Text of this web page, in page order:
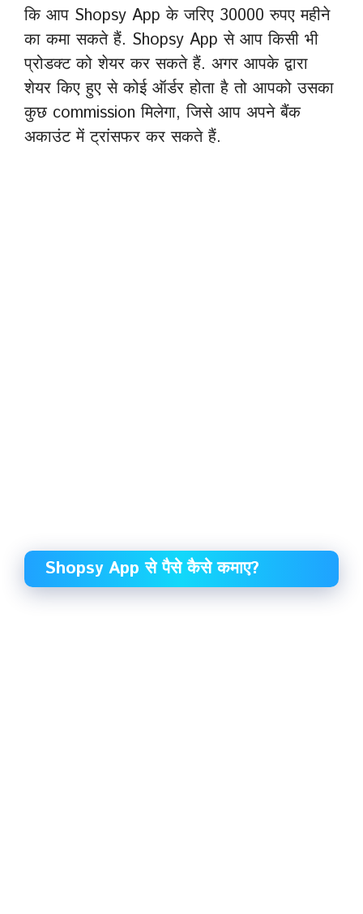
कि आप Shopsy App के जरिए 30000 रुपए महीने
का कमा सकते हैं. Shopsy App से आप किसी भी
प्रोडक्ट को शेयर कर सकते हैं. अगर आपके द्वारा
शेयर किए हुए से कोई ऑर्डर होता है तो आपको उसका
कुछ commission मिलेगा, जिसे आप अपने बैंक
अकाउंट में ट्रांसफर कर सकते हैं.
Shopsy App से पैसे कैसे कमाए?